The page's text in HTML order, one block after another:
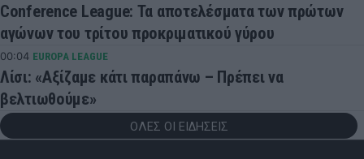
Conference League: Τα αποτελέσματα των πρώτων
αγώνων του τρίτου προκριματικού γύρου
00:04 EUROPA LEAGUE
Λίσι: «Αξίζαμε κάτι παραπάνω – Πρέπει να
βελτιωθούμε»
ΟΛΕΣ ΟΙ ΕΙΔΗΣΕΙΣ